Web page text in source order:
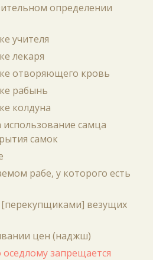
определении
учителя
лекаря
отворяющего кровь
рабынь
колдуна
использование самца
самок
рабе, у которого есть
[перекупщиками] везущих
цен (наджш)
оседлому запрещается